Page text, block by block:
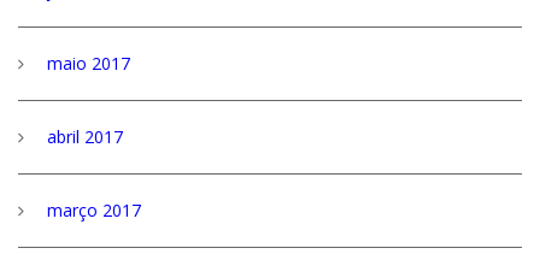
maio 2017
abril 2017
março 2017